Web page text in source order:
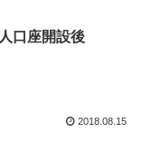
口座開設後
2018.08.15